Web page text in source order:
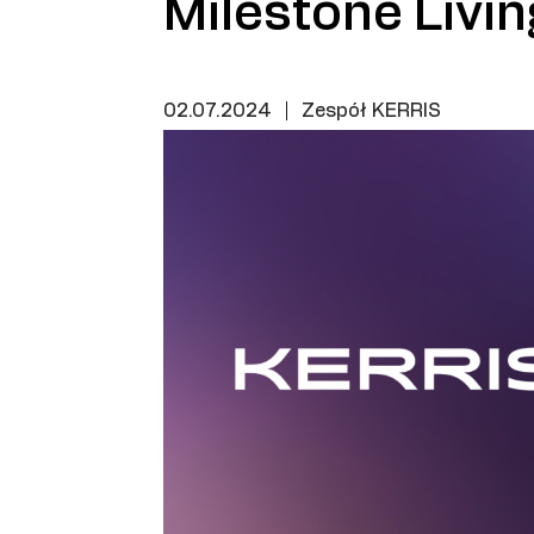
Milestone
02.07.2024 Zespół KERRIS